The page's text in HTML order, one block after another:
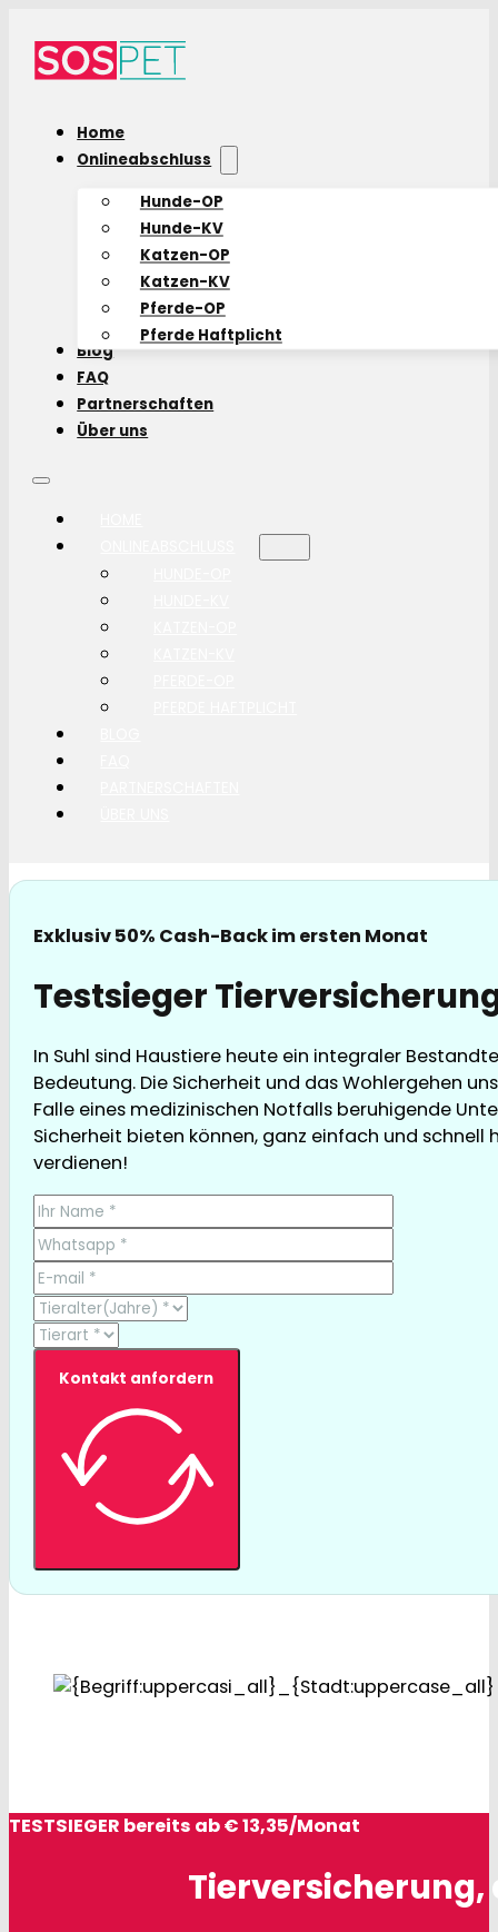
Home
Onlineabschluss
Hunde-OP
Hunde-KV
Katzen-OP
Katzen-KV
Pferde-OP
Pferde Haftplicht
Blog
FAQ
Partnerschaften
Über uns
Exklusiv 50% Cash-Back im ersten Monat
Testsieger
In Suhl sind Haustiere heute ein integraler
Bedeutung. Die Sicherheit und das Wohlergehen
Falle eines medizinischen Notfalls beruhigende
Sicherheit bieten können, ganz einfach und schnell
verdienen!
Kontakt anfordern
TESTSIEGER bereits ab € 13,35/Monat
Tierversicherung,